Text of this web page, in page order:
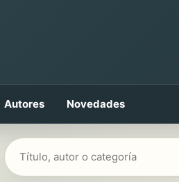
Autores Novedades
Buscar libros